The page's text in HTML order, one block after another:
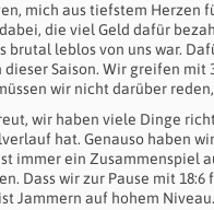
mich aus tiefstem Herzen
die viel Geld dafür
brutal leblos von uns war.
Saison. Wir greifen
wir nicht darüber
wir haben viele Dinge
hat. Genauso haben
immer ein Zusammenspiel
Dass wir zur Pause mit
Jammern auf hohem